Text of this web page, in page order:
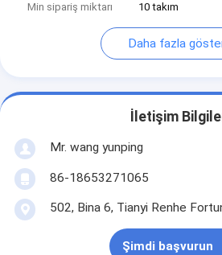
Min sipariş miktarı
10 takım
Daha fazla
İletişim
Mr. wang yunping
86-18653271065
502, Bina 6, Tianyi Renhe
Şimdi başvurun